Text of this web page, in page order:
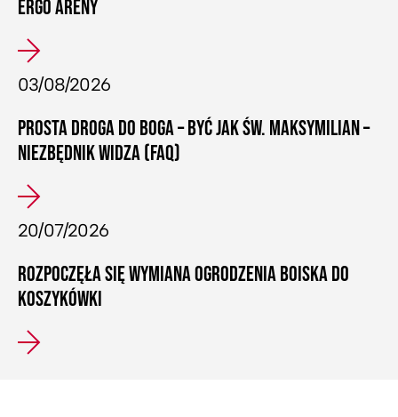
ERGO ARENY
03/08/2026
PROSTA DROGA DO BOGA – BYĆ JAK ŚW. MAKSYMILIAN –
NIEZBĘDNIK WIDZA (FAQ)
20/07/2026
ROZPOCZĘŁA SIĘ WYMIANA OGRODZENIA BOISKA DO
KOSZYKÓWKI